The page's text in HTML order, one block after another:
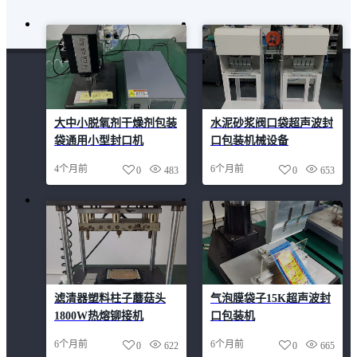
大中小脱氧剂干燥剂包装
袋通用小型封口机
4个月前 483
0
水泥砂浆阀口袋超声波封
口包装机械设备
6个月前 653
0
滤清器塑料柱子蘑菇头
1800W热熔铆接机
6个月前 622
0
气泡膜袋子15K超声波封
口包装机
6个月前 665
0